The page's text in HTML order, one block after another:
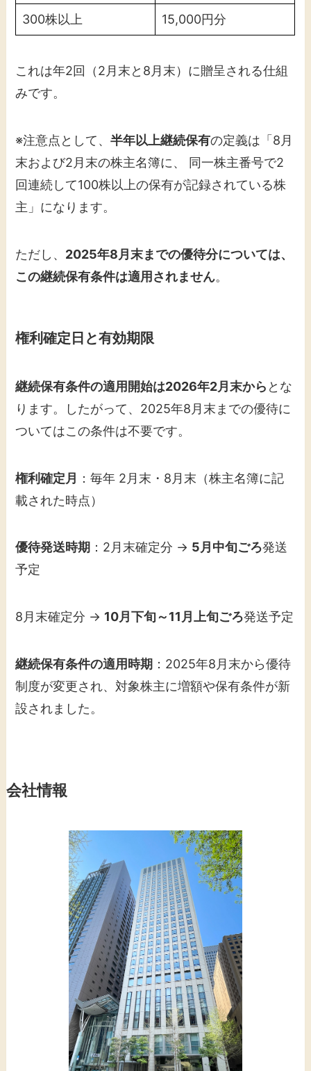
300株以上 15,000円分
これは年2回（2月末と8月末）に贈呈される仕組
みです。
※注意点として、半年以上継続保有の定義は「8月
末および2月末の株主名簿に、 同一株主番号で2
回連続して100株以上の保有が記録されている株
主」になります。
ただし、 2025年8月末までの優待分については、
この継続保有条件は適用されません。
権利確定日と有効期限
継続保有条件の適用開始は2026年2月末から とな
ります。したがって、2025年8月末までの優待に
ついてはこの条件は不要です。
権利確定月 ：毎年 2月末・8月末（株主名簿に記
載された時点）
優待発送時期 ：2月末確定分 → 5月中旬ごろ発送
予定
8月末確定分 → 10月下旬～11月上旬ごろ発送予定
継続保有条件の適用時期 ：2025年8月末から優待
制度が変更され、対象株主に増額や保有条件が新
設されました。
会社情報